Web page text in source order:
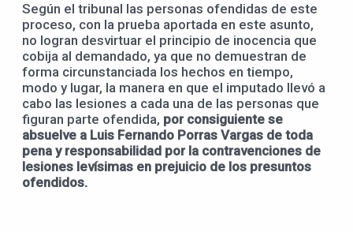
Según el tribunal las personas ofendidas de este
proceso, con la prueba aportada en este asunto,
no logran desvirtuar el principio de inocencia que
cobija al demandado, ya que no demuestran de
forma circunstanciada los hechos en tiempo,
modo y lugar, la manera en que el imputado llevó a
cabo las lesiones a cada una de las personas que
figuran parte ofendida, por consiguiente se
absuelve a Luis Fernando Porras Vargas de toda
pena y responsabilidad por la contravenciones de
lesiones levísimas en prejuicio de los presuntos
ofendidos.